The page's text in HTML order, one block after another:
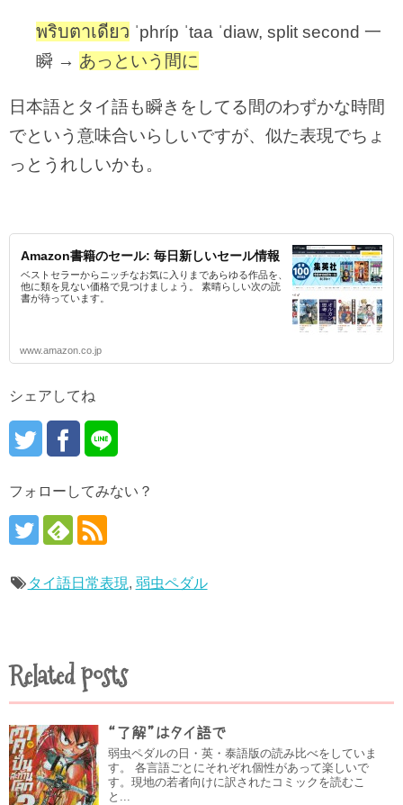
พริบตาเดียว ˈphríp ˈtaa ˈdiaw, split second 一
瞬 → あっという間に
日本語とタイ語も瞬きをしてる間のわずかな時間
でという意味合いらしいですが、似た表現でちょ
っとうれしいかも。
Amazon書籍のセール: 毎日新しいセール情報
ベストセラーからニッチなお気に入りまであらゆる作品を、
他に類を見ない価格で見つけましょう。 素晴らしい次の読
書が待っています。
www.amazon.co.jp
シェアしてね
フォローしてみない？
タイ語日常表現, 弱虫ペダル
Related posts
“了解”はタイ語で
弱虫ペダルの日・英・泰語版の読み比べをしていま
す。 各言語ごとにそれぞれ個性があって楽しいで
す。現地の若者向けに訳されたコミックを読むこ
と...